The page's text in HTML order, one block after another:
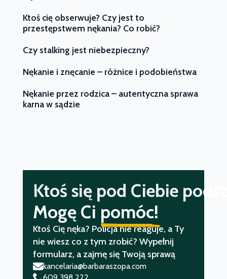
Ktoś cię obserwuje? Czy jest to
przestępstwem nękania? Co robić?
Czy stalking jest niebezpieczny?
Nękanie i znęcanie – różnice i podobieństwa
Nękanie przez rodzica – autentyczna sprawa
karna w sądzie
Padłeś ofiarą
Mogę Ci pomóc!
Ktoś Cię nęka? Policja nie reaguje, a Ty
nie wiesz co z tym zrobić? Wypełnij
formularz, a zajmę się Twoją sprawą
kancelaria@barbaraszopa.com